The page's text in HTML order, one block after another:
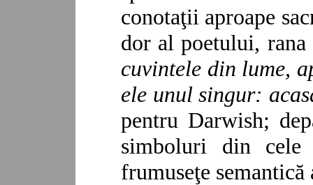
conotaţii aproape
dor al poetului,
cuvintele din lume,
ele unul singur:
pentru Darwish;
simboluri din
frumuseţe semantică